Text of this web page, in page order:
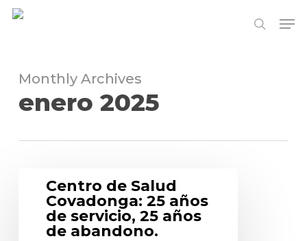
Skip
search
Monthly Archives
enero 2025
Centro de Salud
Covadonga: 25 años
de servicio, 25 años
de abandono.